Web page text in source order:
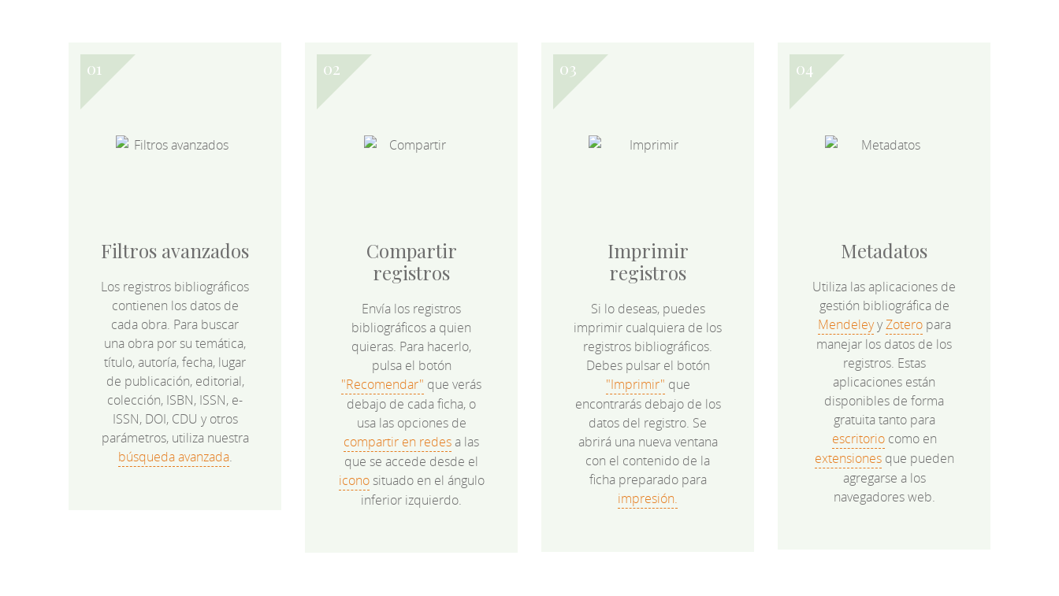
Filtros avanzados
Los registros bibliográficos
contienen los datos de
cada obra. Para buscar
una obra por su temática,
título, autoría, fecha, lugar
de publicación, editorial,
colección, ISBN, ISSN, e-
ISSN, DOI, CDU y otros
parámetros, utiliza nuestra
búsqueda avanzada.
Compartir
registros
Envía los registros
bibliográficos a quien
quieras. Para hacerlo,
pulsa el botón
"Recomendar" que verás
debajo de cada ficha, o
usa las opciones de
compartir en redesa las
que se accede desde el
iconosituado en el ángulo
inferior izquierdo.
Imprimir
registros
Si lo deseas, puedes
imprimir cualquiera de los
registros bibliográficos.
Debes pulsar el botón
"Imprimir" que
encontrarás debajo de los
datos del registro. Se
abrirá una nueva ventana
con el contenido de la
ficha preparado para
impresión.
Metadatos
Utiliza las aplicaciones de
gestión bibliográfica de
MendeleyyZoteropara
manejar los datos de los
registros. Estas
aplicaciones están
disponibles de forma
gratuita tanto para
escritoriocomo en
extensionesque pueden
agregarse a los
navegadores web.